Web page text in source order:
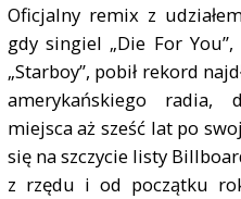
Oficjalny remix z
gdy singiel „Die For
„Starboy”, pobił rekord
amerykańskiego radia,
miejsca aż sześć lat po
się na szczycie listy
z rzędu i od początku